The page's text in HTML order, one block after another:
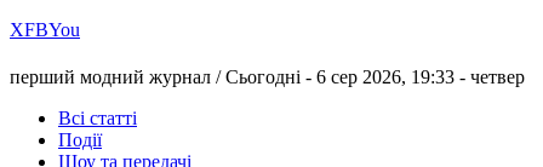
ХFBYou
перший модний журнал /Сьогодні - 6 сер 2026, 19:33 - четвер
Всі статті
Події
Шоу та передачі